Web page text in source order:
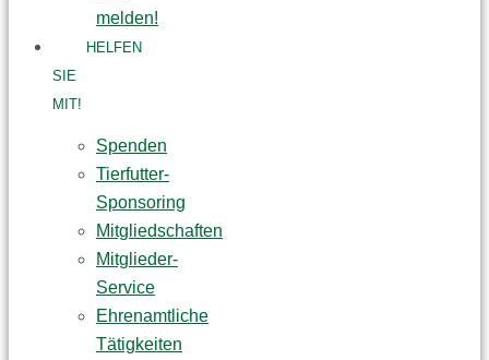
melden!
HELFEN
SIE
MIT!
Spenden
Tierfutter-
Sponsoring
Mitgliedschaften
Mitglieder-
Service
Ehrenamtliche
Tätigkeiten